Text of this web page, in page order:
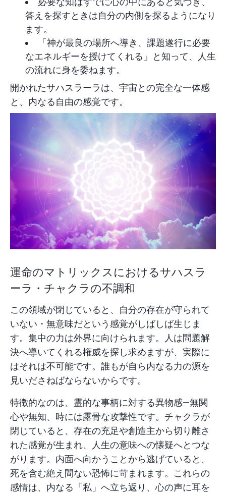
答えを探すときは自分の内側を探るようになり
ます。
「神が最良の場所へ導き、課題遂行に必要
なエネルギーを授けてくれる」と知って、人生
の流れに身を委ねます。
開かれたサハスラーラは、宇宙との完全な一体感
と、内なる自由の感覚です。
運命のマトリックスにおけるサハスラ
ーラ・チャクラの不調和
この領域が閉じていると、自分の存在が守られて
いない・無意味だという感覚がしばしば生じま
す。集中の力は外界に向けられます。人は問題解
決へ導いてくれる権威を探し求めますが、実際に
はそれは不可能です。誰もが自ら内なる力の源を
見いださねばならないからです。
特徴的なのは、霊的な事柄に対する異物感—無関
心や無知、時には露骨な攻撃性です。チャクラが
閉じていると、存在の充足や創造主から切り離さ
れた感覚が生まれ、人生の意味への懐疑へとつな
がります。内面へ向かうことから逃げていると、
死を含む絶え間ない恐怖に苛まれます。これらの
感情は、内なる「私」へ立ち返り、心の声に耳を